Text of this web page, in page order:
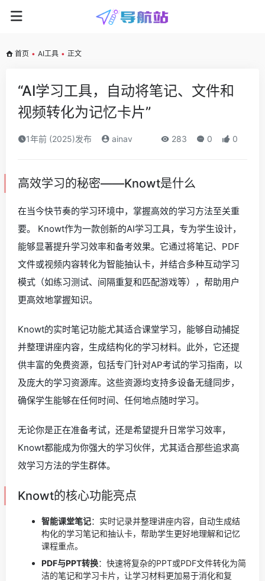
首页 • AI工具 • 正文
“AI学习工具，自动将笔记、文件和
视频转化为记忆卡片”
1年前 (2025)发布 ainav 283 0 0
高效学习的秘密——Knowt是什么
在当今快节奏的学习环境中，掌握高效的学习方法至关重
要。 Knowt作为一款创新的AI学习工具，专为学生设计，
能够显著提升学习效率和备考效果。它通过将笔记、PDF
文件或视频内容转化为智能抽认卡，并结合多种互动学习
模式（如练习测试、间隔重复和匹配游戏等），帮助用户
更高效地掌握知识。
Knowt的实时笔记功能尤其适合课堂学习，能够自动捕捉
并整理讲座内容，生成结构化的学习材料。此外，它还提
供丰富的免费资源，包括专门针对AP考试的学习指南，以
及庞大的学习资源库。这些资源均支持多设备无缝同步，
确保学生能够在任何时间、任何地点随时学习。
无论你是正在准备考试，还是希望提升日常学习效率，
Knowt都能成为你强大的学习伙伴，尤其适合那些追求高
效学习方法的学生群体。
Knowt的核心功能亮点
智能课堂笔记：实时记录并整理讲座内容，自动生成结
构化的学习笔记和抽认卡，帮助学生更好地理解和记忆
课程重点。
PDF与PPT转换：快速将复杂的PPT或PDF文件转化为简
洁的笔记和学习卡片，让学习材料更加易于消化和复